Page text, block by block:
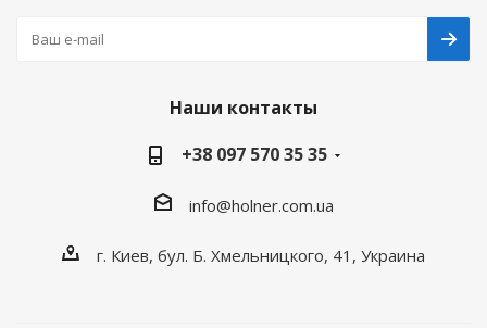
Наши контакты
+38 097 570 35 35
info@holner.com.ua
г. Киев, бул. Б. Хмельницкого, 41, Украина